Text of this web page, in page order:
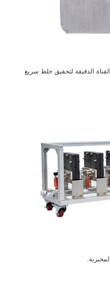
الدقيقة لتحقيق خلط سريع